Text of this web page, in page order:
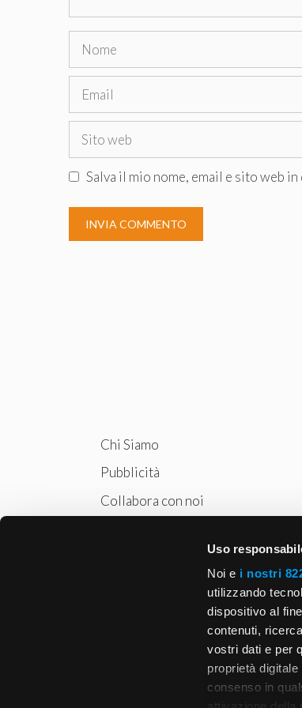
Uso
Noi e i nostri
utilizzando
dispositivo al
contenuti,
vostri dati e per
proprietà
consenso in
Nome
Email
Sito
Salva il mio nome, email e sito web
Chi Siamo
Pubblicità
Collabora con noi